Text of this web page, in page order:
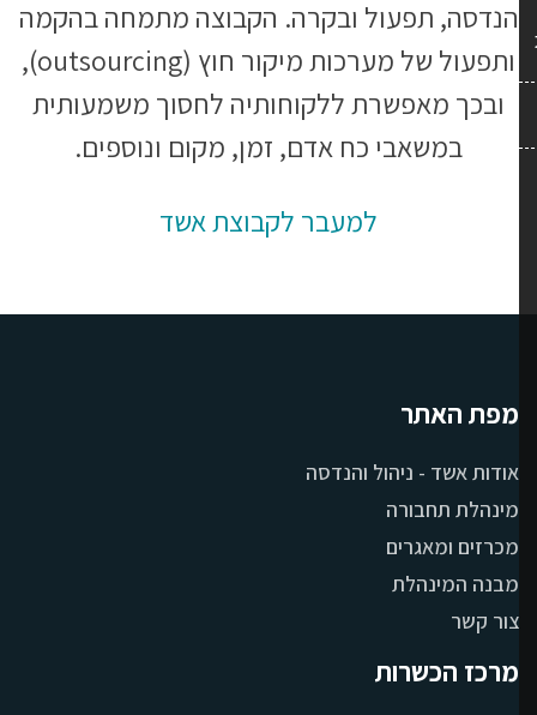
הנדסה, תפעול ובקרה. הקבוצה מתמחה בהקמה
ותפעול של מערכות מיקור חוץ (outsourcing),
ובכך מאפשרת ללקוחותיה לחסוך משמעותית
במשאבי כח אדם, זמן, מקום ונוספים.
למעבר לקבוצת אשד
מפת האתר
אודות אשד - ניהול והנדסה
מינהלת תחבורה
מכרזים ומאגרים
מבנה המינהלת
צור קשר
מרכז הכשרות